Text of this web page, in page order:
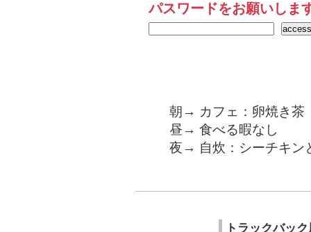
パスワードをお願いしま
朝→ カフェ：卵焼き茶
昼→ 食べる暇なし
夜→ 自炊：シーチキン
トラックバッ